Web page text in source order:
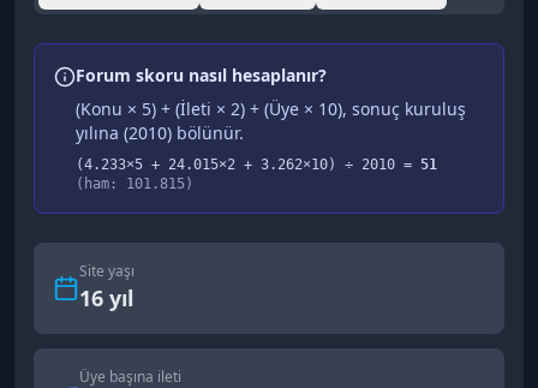
Forum skoru nasıl hesaplanır?
(Konu × 5) + (İleti × 2) + (Üye × 10), sonuç kuruluş
yılına (2010) bölünür.
(4.233×5 + 24.015×2 + 3.262×10) ÷ 2010 = 51
(ham: 101.815 )
Site yaşı
16 yıl
Üye başına ileti